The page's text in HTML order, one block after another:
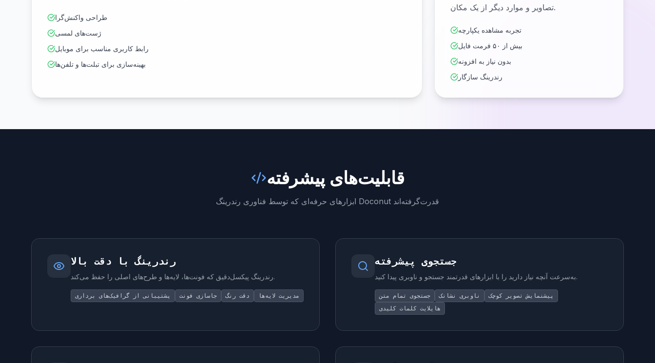
طراحی واکنش‌گرا
ژست‌های لمسی
رابط کاربری مناسب برای موبایل
بهینه‌سازی برای تبلت‌ها و تلفن‌ها
تصاویر و موارد دیگر از یک مکان.
تجربه مشاهده یکپارچه
بیش از ۵۰ فرمت فایل
بدون نیاز به افزونه
رندرینگ سازگار
قابلیت‌های پیشرفته
ابزارهای حرفه‌ای که توسط فناوری رندرینگ Doconut قدرت‌گرفته‌اند
رندرینگ با دقت بالا
رندرینگ پیکسل‌دقیق که فونت‌ها، لایه‌ها و طرح‌های اصلی را حفظ می‌کند.
پشتیبانی از گرافیک‌های برداری جاسازی فونت دقت رنگ مدیریت لایه‌ها
جستجوی پیشرفته
به‌سرعت آنچه نیاز دارید را با ابزارهای قدرتمند جستجو و ناوبری پیدا کنید.
جستجوی تمام متن ناوبری نشانک
پیشنمایش تصویر کوچک
هایلایت کلمات کلیدی